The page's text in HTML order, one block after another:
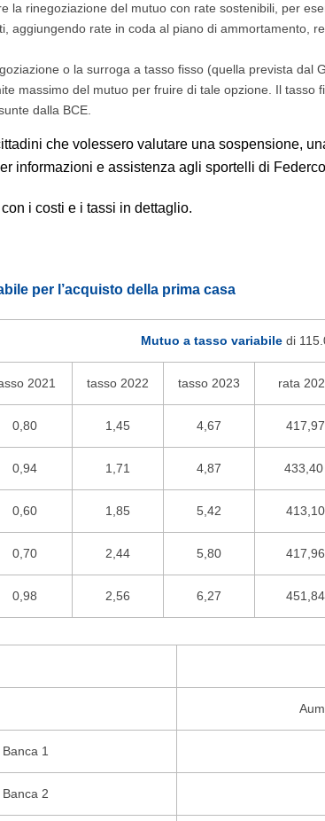
la rinegoziazione del mutuo con rate sostenibili, per
aggiungendo rate in coda al piano di ammortamento,
o la surroga a tasso fisso (quella prevista dal
massimo del mutuo per fruire di tale opzione. Il
dalla BCE.
che volessero valutare una sospensione,
informazioni e assistenza agli sportelli di
i costi e i tassi in dettaglio.
per l’acquisto della prima casa
Mutuo a tasso variabiledi
2021 tasso 2022 tasso 2023 rata
0,80 1,45 4,67
0,94 1,71 4,87 433,40
0,60 1,85 5,42
0,70 2,44 5,80
0,98 2,56 6,27
Banca 1
Banca 2